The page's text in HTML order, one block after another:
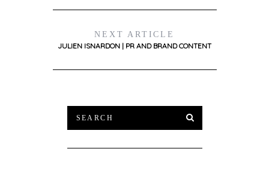
NEXT ARTICLE
JULIEN ISNARDON | PR AND BRAND CONTENT